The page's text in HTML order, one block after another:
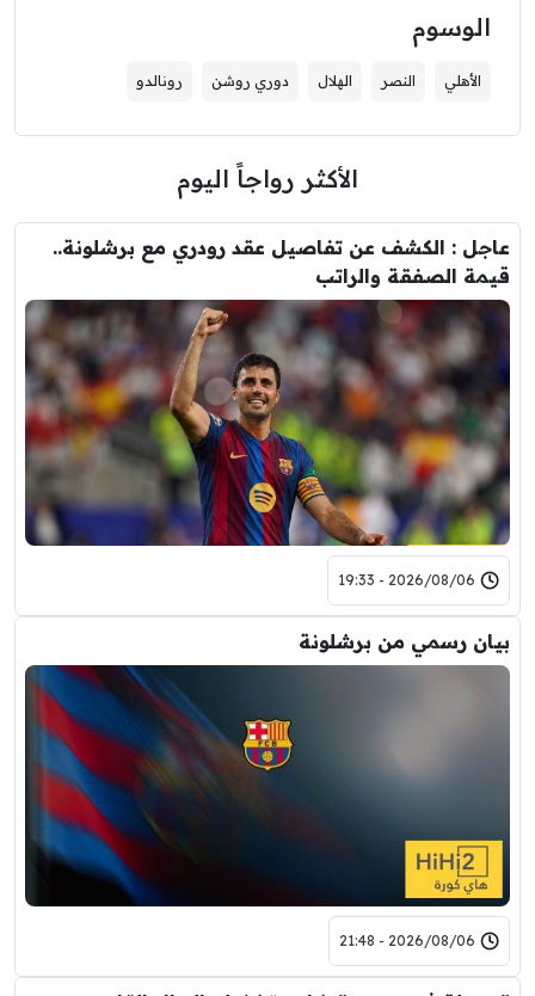
الوسوم
الأهلي النصر الهلال دوري روشن رونالدو
الأكثر رواجاً اليوم
عاجل : الكشف عن تفاصيل عقد رودري مع برشلونة..
قيمة الصفقة والراتب
2026/08/06 - 19:33
بيان رسمي من برشلونة
2026/08/06 - 21:48